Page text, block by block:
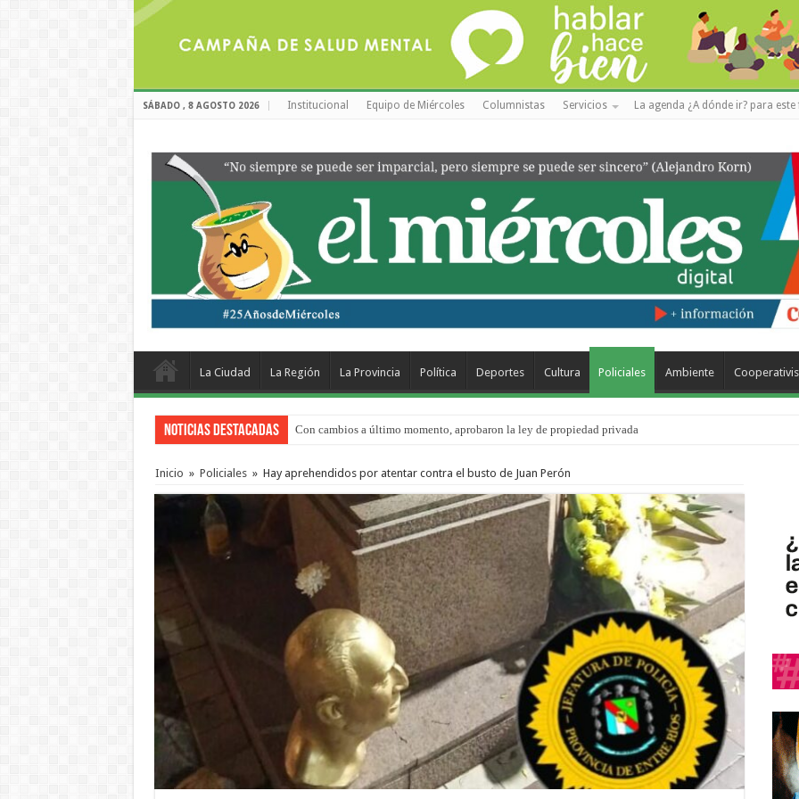
SÁBADO , 8 AGOSTO 2026 Institucional Equipo de Miércoles Columnistas Servicios La agenda ¿A dónde ir? para este
La Ciudad La Región La Provincia Política Deportes Cultura Policiales Ambiente
Noticias Destacadas Con cambios a último momento, aprobaron la ley de propiedad privada
Adopción en Entre Ríos: el 35% de los 90 niños, niñas y adolescentes que esperan una familia tiene
Inicio » Policiales » Hay aprehendidos por atentar contra el busto de Juan Perón